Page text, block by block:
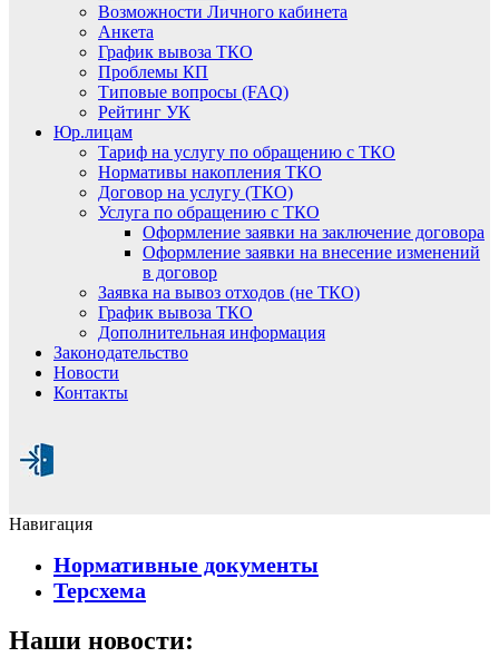
Возможности Личного кабинета
Анкета
График вывоза ТКО
Проблемы КП
Типовые вопросы (FAQ)
Рейтинг УК
Юр.лицам
Тариф на услугу по обращению с ТКО
Нормативы накопления ТКО
Договор на услугу (ТКО)
Услуга по обращению с ТКО
Оформление заявки на заключение договора
Оформление заявки на внесение изменений
в договор
Заявка на вывоз отходов (не ТКО)
График вывоза ТКО
Дополнительная информация
Законодательство
Новости
Контакты
Навигация
Нормативные документы
Терсхема
Наши новости: